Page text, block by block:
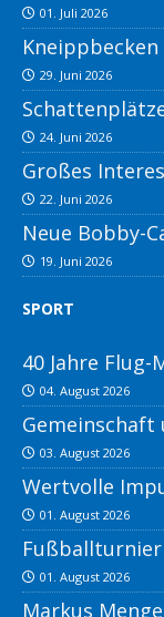
01. Juli 2026
29. Juni 2026
24. Juni 2026
Großes
22. Juni 2026
Neue Bobby-
19. Juni 2026
SPORT
40 Jahre
04. August 2026
Gemeinschaft
03. August 2026
Wertvolle
01. August 2026
01. August 2026
Markus